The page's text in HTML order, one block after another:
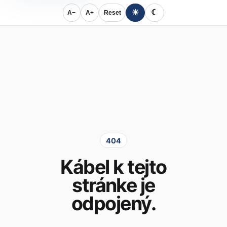
A− A+ Reset ☀ ☾
404
Kábel k tejto
stránke je
odpojený.